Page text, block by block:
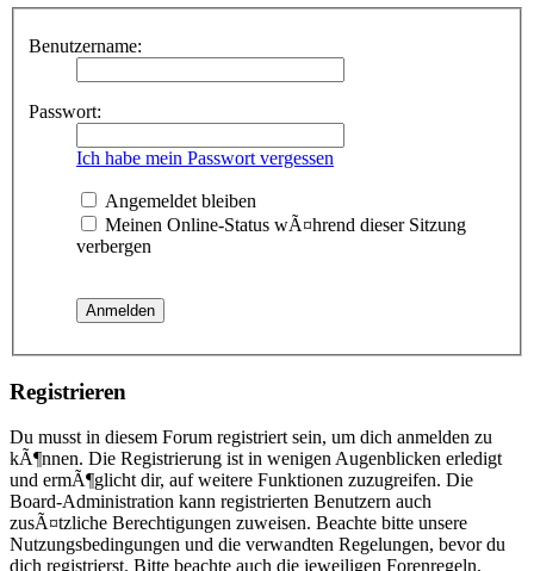
Benutzername:
Passwort:
Ich habe mein Passwort vergessen
Angemeldet bleiben
Meinen Online-Status wÃ¤hrend dieser Sitzung
verbergen
Registrieren
Du musst in diesem Forum registriert sein, um dich anmelden zu
kÃ¶nnen. Die Registrierung ist in wenigen Augenblicken erledigt
und ermÃ¶glicht dir, auf weitere Funktionen zuzugreifen. Die
Board-Administration kann registrierten Benutzern auch
zusÃ¤tzliche Berechtigungen zuweisen. Beachte bitte unsere
Nutzungsbedingungen und die verwandten Regelungen, bevor du
dich registrierst. Bitte beachte auch die jeweiligen Forenregeln,